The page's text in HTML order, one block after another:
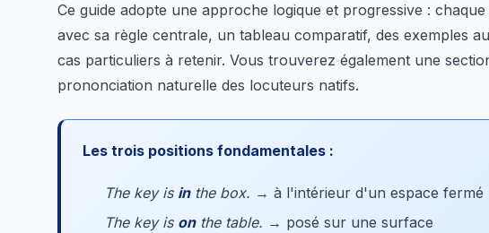
Ce guide adopte une approche logique et progressive :
avec sa règle centrale, un tableau comparatif, des exemples
cas particuliers à retenir. Vous trouverez également une
prononciation naturelle des locuteurs natifs.
Les trois positions fondamentales :
The key is inthe box. → à l'intérieur d'un espace fermé
The key is onthe table. → posé sur une surface